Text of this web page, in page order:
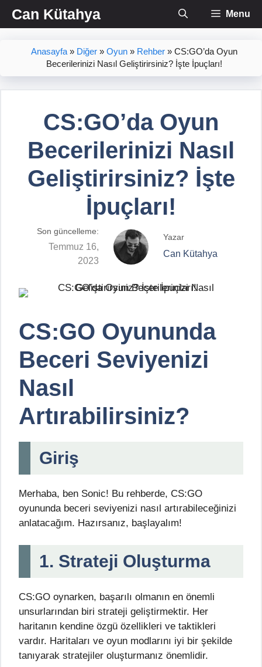
İçeriğe
atlaCan Kütahya Menu
Anasayfa» Diğer» Oyun» Rehber» CS:GO’da Oyun
Becerilerinizi Nasıl Geliştirirsiniz? İşte İpuçları!
CS:GO’da Oyun
Becerilerinizi Nasıl
Geliştirirsiniz? İşte
İpuçları!
Son güncelleme:
Temmuz 16,
2023
Yazar
Can Kütahya
CS:GO Oyununda
Beceri Seviyenizi
Nasıl
Artırabilirsiniz?
Giriş
Merhaba, ben Sonic! Bu rehberde, CS:GO
oyununda beceri seviyenizi nasıl artırabileceğinizi
anlatacağım. Hazırsanız, başlayalım!
1. Strateji Oluşturma
CS:GO oynarken, başarılı olmanın en önemli
unsurlarından biri strateji geliştirmektir. Her
haritanın kendine özgü özellikleri ve taktikleri
vardır. Haritaları ve oyun modlarını iyi bir şekilde
tanıyarak stratejiler oluşturmanız önemlidir.